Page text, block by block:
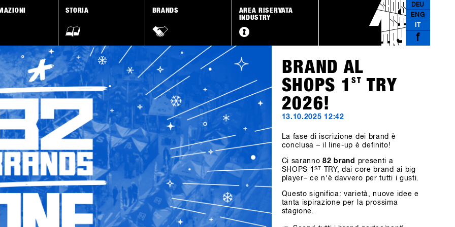
DEU
ENG
f
STORIA BRANDS
AREA RISERVATA
INDUSTRY
BRAND AL
SHOPS 1ST
TRY
2026!
13.10.2025 12:42
La fase di iscrizione dei brand è
conclusa – il line-up è definito!
Ci saranno82 brand
presenti a
SHOPS 1ST
TRY, dai core brand ai big
player– ce n’è davvero per tutti i gusti.
Questo significa: varietà, nuove idee e
tanta ispirazione per la prossima
stagione.